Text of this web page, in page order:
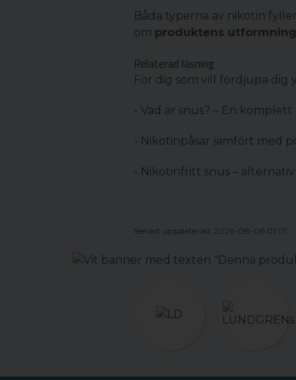
Båda typerna av nikotin
om produktens utformning
Relaterad läsning
För dig som vill fördjupa dig
- Vad är snus? – En
- Nikotinpåsar jämfört med
- Nikotinfritt snus –
Senast uppdaterad: 2026-08-06 01:01